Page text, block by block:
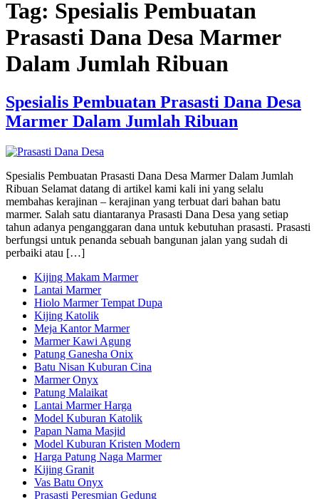
Tag: Spesialis Pembuatan
Prasasti Dana Desa Marmer
Dalam Jumlah Ribuan
Spesialis Pembuatan Prasasti Dana Desa
Marmer Dalam Jumlah Ribuan
Spesialis Pembuatan Prasasti Dana Desa Marmer Dalam Jumlah
Ribuan Selamat datang di artikel kami kali ini yang selalu
membahas kerajinan – kerajinan yang terbuat dari bahan batu
marmer. Salah satu diantaranya Prasasti Dana Desa yang setiap
tahun adanya penganggaran dana untuk kebutuhan prasasti. Prasasti
berfungsi untuk penanda sebuah bangunan jalan yang sudah di
perbaiki atau […]
Kijing Makam Marmer
Lantai Marmer
Hiolo Marmer Tempat Dupa
Kijing Katolik
Meja Kantor Marmer
Marmer Kawi Agung
Patung Ganesha Onix
Batu Nisan Kuburan Cina
Marmer Onyx
Patung Malaikat
Lantai Marmer Harga
Model Kuburan Katolik
Papan Nama Masjid
Model Kuburan Kristen Modern
Harga Patung Naga Marmer
Kijing Granit
Vas Batu Onyx
Prasasti Peresmian Gedung